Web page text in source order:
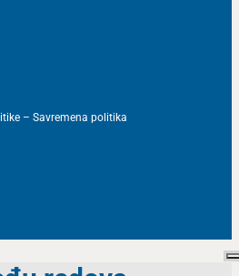
– Savremena politika